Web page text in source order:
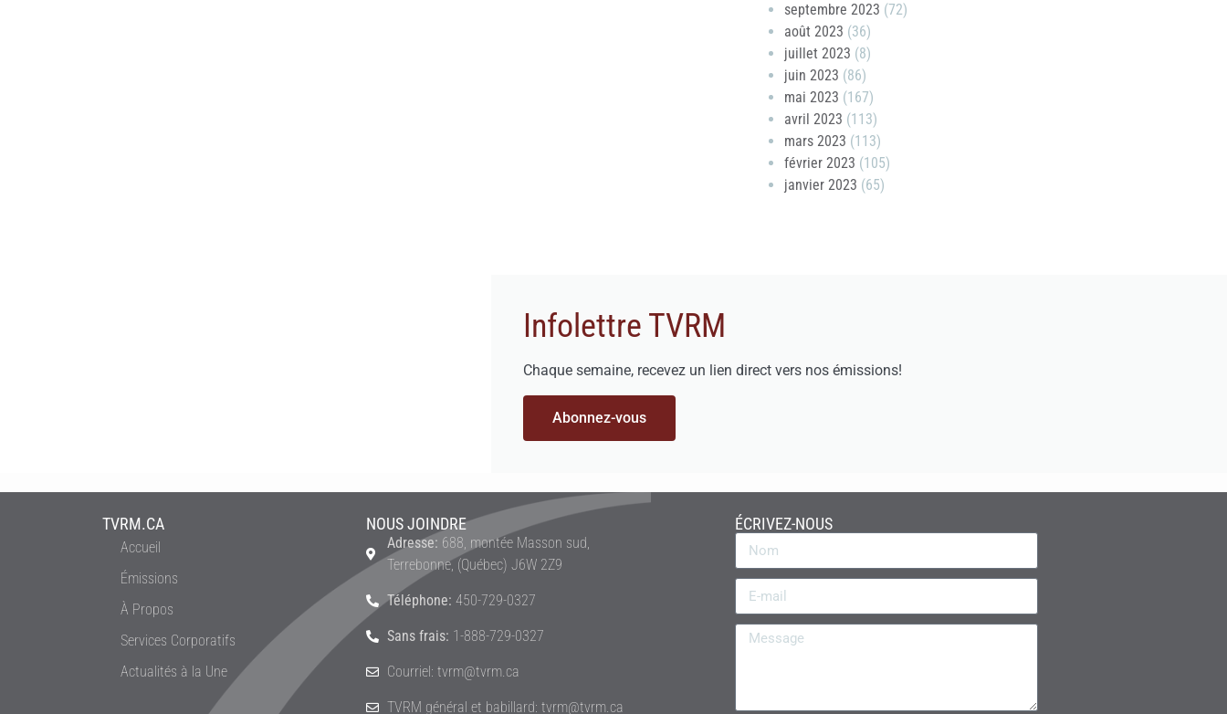
septembre 2023 (72)
août 2023 (36)
juillet 2023 (8)
juin 2023 (86)
mai 2023 (167)
avril 2023 (113)
mars 2023 (113)
février 2023 (105)
janvier 2023 (65)
Infolettre TVRM
Chaque semaine, recevez un lien direct vers nos émissions!
Abonnez-vous
TVRM.CA
Accueil
Émissions
À Propos
Services Corporatifs
Actualités à la Une
NOUS JOINDRE
Adresse: 688, montée Masson sud,
Terrebonne, (Québec) J6W 2Z9
Téléphone: 450-729-0327
Sans frais: 1-888-729-0327
Courriel: tvrm@tvrm.ca
TVRM général et babillard: tvrm@tvrm.ca
ÉCRIVEZ-NOUS